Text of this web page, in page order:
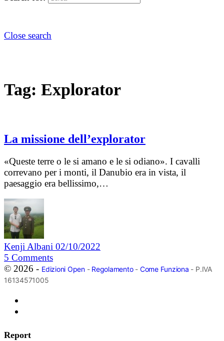
Close search
Tag: Explorator
La missione dell’explorator
«Queste terre o le si amano e le si odiano». I cavalli
correvano per i monti, il Danubio era in vista, il
paesaggio era bellissimo,…
Kenji Albani 02/10/2022
5 Comments
© 2026 - Edizioni Open- Regolamento- Come Funziona - P.IVA
16134571005
Report